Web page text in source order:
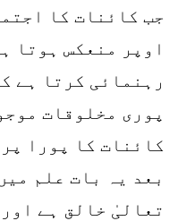
جب کائنات کا
اوپر منعکس ہوتا
رہنمائی کرتا ہے
پوری مخلوقات
کائنات کا پورا
بعد یہ بات علم
تعالیٰ خالق ہے